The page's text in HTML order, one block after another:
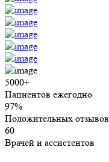
5000+
Пациентов ежегодно
97%
Положительных отзывов
60
Врачей и ассистентов